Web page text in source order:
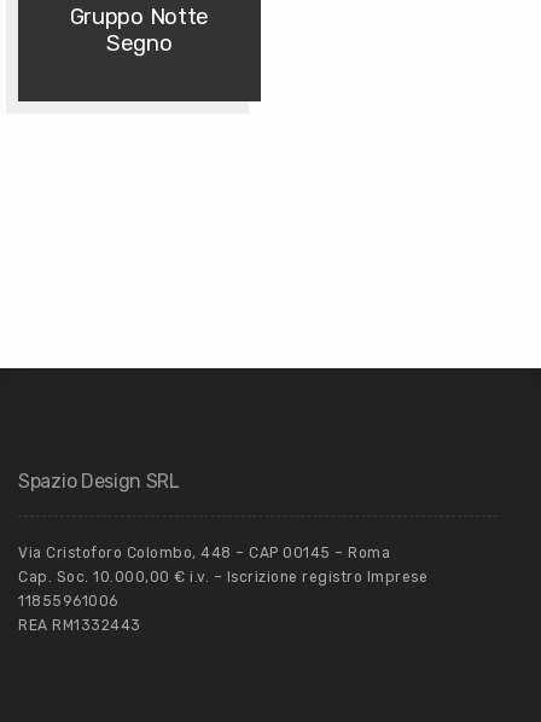
Gruppo Notte
Segno
Spazio Design SRL
Via Cristoforo Colombo, 448 – CAP 00145 – Roma
Cap. Soc. 10.000,00 € i.v. – Iscrizione registro Imprese
11855961006
REA RM1332443